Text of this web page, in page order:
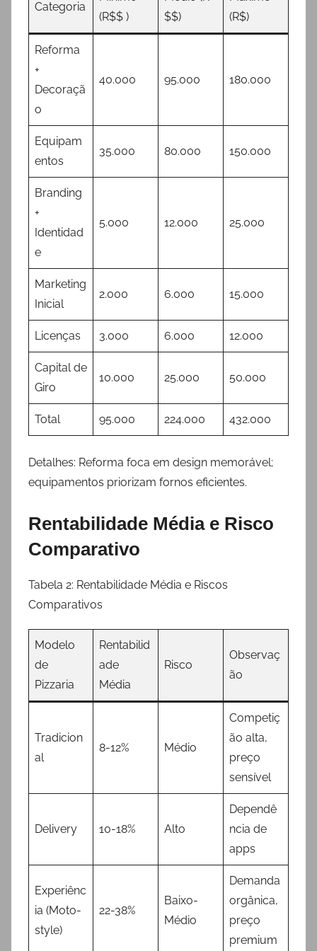
Categoria
(R$$ )
$$)
(R$)
Reforma
+
Decoraçã
o
40.000 95.000 180.000
Equipam
entos
35.000 80.000 150.000
Branding
+
Identidad
e
5.000 12.000 25.000
Marketing
Inicial
2.000 6.000 15.000
Licenças 3.000 6.000 12.000
Capital de
Giro
10.000 25.000 50.000
Total 95.000 224.000 432.000
Detalhes: Reforma foca em design memorável;
equipamentos priorizam fornos eficientes.
Rentabilidade Média e Risco
Comparativo
Tabela 2: Rentabilidade Média e Riscos
Comparativos
Modelo
de
Pizzaria
Rentabilid
ade
Média
Risco
Observaç
ão
Tradicion
al
8-12% Médio
Competiç
ão alta,
preço
sensível
Delivery 10-18% Alto
Dependê
ncia de
apps
Experiênc
ia (Moto-
style)
22-38%
Baixo-
Médio
Demanda
orgânica,
preço
premium